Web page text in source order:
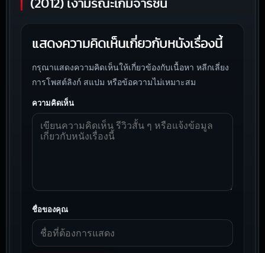
(2012) เงามรณะเกมจารชน
แสดงความคิดเห็นเกี่ยวกับหนังเรื่องนี้
กรุณาแสดงความคิดเห็นให้เกี่ยวข้องกับเนื้อหา หลีกเลี่ยง
การโพสต์ลิงก์ สแปม หรือข้อความไม่เหมาะสม
ความคิดเห็น
ชื่อของคุณ